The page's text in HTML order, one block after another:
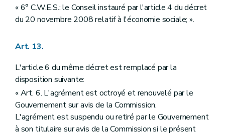
« 6° C.W.E.S.: le Conseil instauré par l'article 4 du décret
du 20 novembre 2008 relatif à l'économie sociale; ».
Art. 13.
L'article 6 du même décret est remplacé par la
disposition suivante:
« Art. 6. L'agrément est octroyé et renouvelé par le
Gouvernement sur avis de la Commission.
L'agrément est suspendu ou retiré par le Gouvernement
à son titulaire sur avis de la Commission si le présent